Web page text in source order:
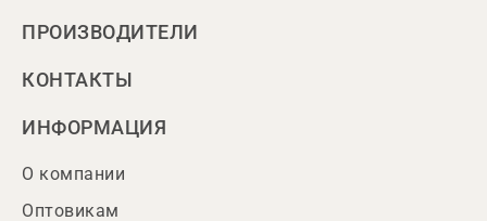
ПРОИЗВОДИТЕЛИ
КОНТАКТЫ
ИНФОРМАЦИЯ
О компании
Оптовикам